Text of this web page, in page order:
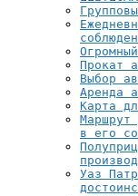
Прокат
Выбор
Аренда
Карта
Маршрут
в его
Уаз